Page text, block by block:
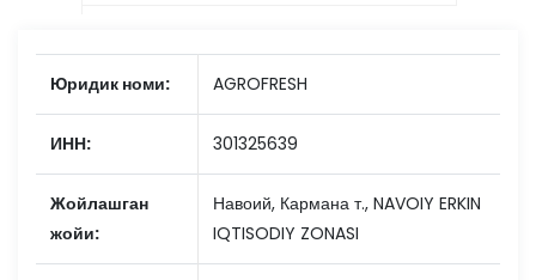
Юридик номи: AGROFRESH
ИНН: 301325639
Жойлашган
жойи:
Навоий, Кармана т., NAVOIY ERKIN
IQTISODIY ZONASI